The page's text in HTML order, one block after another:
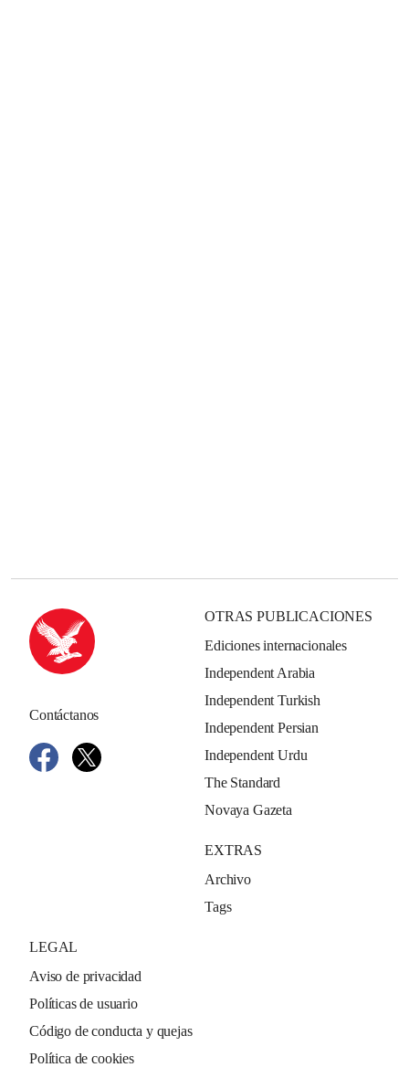
Contáctanos
OTRAS PUBLICACIONES
Ediciones internacionales
Independent Arabia
Independent Turkish
Independent Persian
Independent Urdu
The Standard
Novaya Gazeta
EXTRAS
Archivo
Tags
LEGAL
Aviso de privacidad
Políticas de usuario
Código de conducta y quejas
Política de cookies